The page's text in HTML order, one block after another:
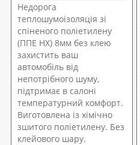
Недорога
теплошумоізоляція зі
спіненого поліетилену
(ППЕ НХ) 8мм без клею
захистить ваш
автомобіль від
непотрібного шуму,
підтримає в салоні
температурний комфорт.
Виготовлена із хімічно
зшитого поліетилену. Без
клейового шару.